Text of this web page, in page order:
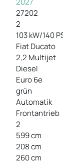
27202
2
103 kW/140
Fiat Ducato
2,2 Multijet
Diesel
Euro 6e
grün
Automatik
Frontantrieb
2
599 cm
208 cm
260 cm